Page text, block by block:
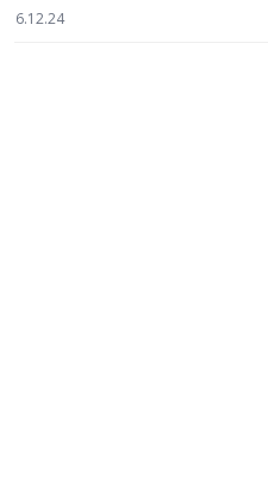
6.12.24